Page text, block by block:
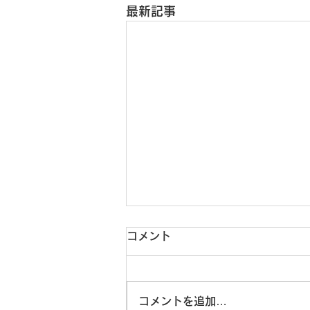
最新記事
夏季休診のお知らせ
（木曜日）までは夏休みのため休
診とさせていただきます。
コメント
コメントを追加…